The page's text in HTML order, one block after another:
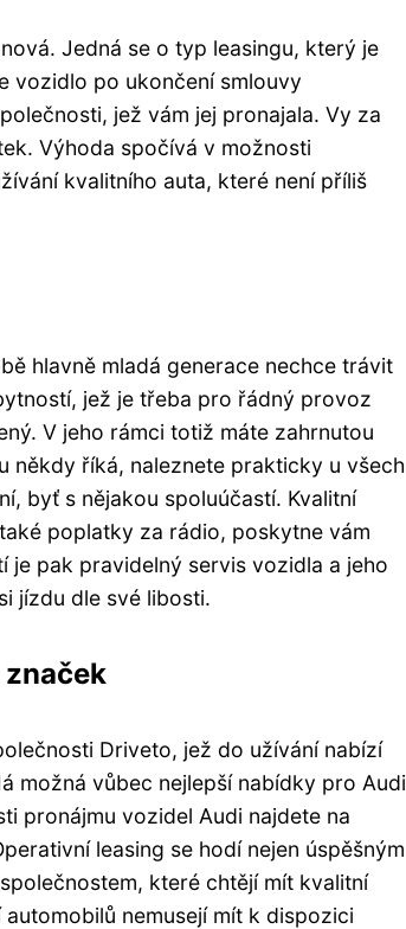
Jedná se o typ leasingu, který je
vozidlo po ukončení smlouvy
jež vám jej pronajala. Vy za
Výhoda spočívá v možnosti
kvalitního auta, které není příliš
hlavně mladá generace nechce trávit
jež je třeba pro řádný provoz
V jeho rámci totiž máte zahrnutou
někdy říká, naleznete prakticky u všech
byť s nějakou spoluúčastí. Kvalitní
poplatky za rádio, poskytne vám
je pak pravidelný servis vozidla a jeho
jízdu dle své libosti.
Driveto, jež do užívání nabízí
možná vůbec nejlepší nabídky pro Audi
pronájmu vozidel Audi najdete na
leasing se hodí nejen úspěšným
které chtějí mít kvalitní
nemusejí mít k dispozici